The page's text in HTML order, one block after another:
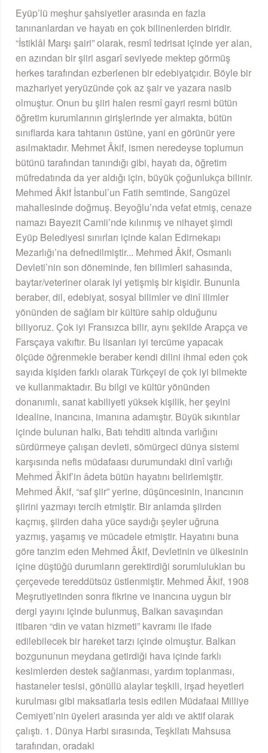
Eyüp’lü meşhur şahsiyetler arasında en fazla
tanınanlardan ve hayatı en çok bilinenlerden biridir.
“İstiklâl Marşı şairi” olarak, resmî tedrisat içinde yer alan,
en azından bir şiiri asgarî seviyede mektep görmüş
herkes tarafından ezberlenen bir edebiyatçıdır. Böyle bir
mazhariyet yeryüzünde çok az şair ve yazara nasib
olmuştur. Onun bu şiiri halen resmî gayri resmi bütün
öğretim kurumlarının girişlerinde yer almakta, bütün
sınıflarda kara tahtanın üstüne, yani en görünür yere
asılmaktadır. Mehmet Âkif, ismen neredeyse toplumun
bütünü tarafından tanındığı gibi, hayatı da, öğretim
müfredatında da yer aldığı için, büyük çoğunlukça bilinir.
Mehmed Âkif İstanbul’un Fatih semtinde, Sarıgüzel
mahallesinde doğmuş. Beyoğlu’nda vefat etmiş, cenaze
namazı Bayezit Camii’nde kılınmış ve nihayet şimdi
Eyüp Belediyesi sınırları içinde kalan Edirnekapı
Mezarlığı’na defnedilmiştir... Mehmed Âkif, Osmanlı
Devleti’nin son döneminde, fen bilimleri sahasında,
baytar/veteriner olarak iyi yetişmiş bir kişidir. Bununla
beraber, dil, edebiyat, sosyal bilimler ve dinî ilimler
yönünden de sağlam bir kültüre sahip olduğunu
biliyoruz. Çok iyi Fransızca bilir, aynı şekilde Arapça ve
Farsçaya vakıftır. Bu lisanları iyi tercüme yapacak
ölçüde öğrenmekle beraber kendi dilini ihmal eden çok
sayıda kişiden farklı olarak Türkçeyi de çok iyi bilmekte
ve kullanmaktadır. Bu bilgi ve kültür yönünden
donanımlı, sanat kabiliyeti yüksek kişilik, her şeyini
idealine, inancına, imanına adamıştır. Büyük sıkıntılar
içinde bulunan halkı, Batı tehditi altında varlığını
sürdürmeye çalışan devleti, sömürgeci dünya sistemi
karşısında nefis müdafaası durumundaki dinî varlığı
Mehmed Âkif’in âdeta bütün hayatını belirlemiştir.
Mehmed Âkif, “saf şiir” yerine, düşüncesinin, inancının
şiirini yazmayı tercih etmiştir. Bir anlamda şiirden
kaçmış, şiirden daha yüce saydığı şeyler uğruna
yazmış, yaşamış ve mücadele etmiştir. Hayatını buna
göre tanzim eden Mehmed Âkif, Devletinin ve ülkesinin
içine düştüğü durumların gerektirdiği sorumlulukları bu
çerçevede tereddütsüz üstlenmiştir. Mehmed Âkif, 1908
Meşrutiyetinden sonra fikrine ve inancına uygun bir
dergi yayını içinde bulunmuş, Balkan savaşından
itibaren “din ve vatan hizmeti” kavramı ile ifade
edilebilecek bir hareket tarzı içinde olmuştur. Balkan
bozgununun meydana getirdiği hava içinde farklı
kesimlerden destek sağlanması, yardım toplanması,
hastaneler tesisi, gönüllü alaylar teşkili, irşad heyetleri
kurulması gibi maksatlarla tesis edilen Müdafaai Milliye
Cemiyeti’nin üyeleri arasında yer aldı ve aktif olarak
çalıştı. 1. Dünya Harbi sırasında, Teşkilatı Mahsusa
tarafından, oradaki